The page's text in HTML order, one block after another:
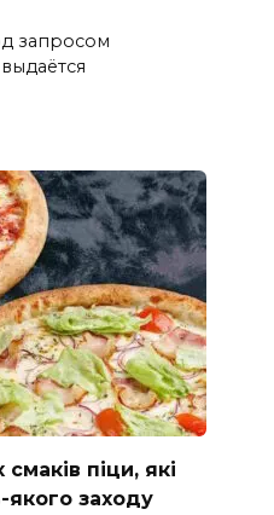
запросом
піци, які
якого заходу